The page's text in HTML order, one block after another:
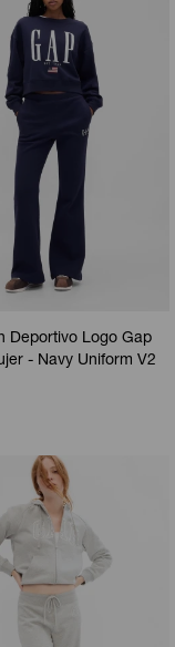
Deportivo Logo Gap
- Navy Uniform V2